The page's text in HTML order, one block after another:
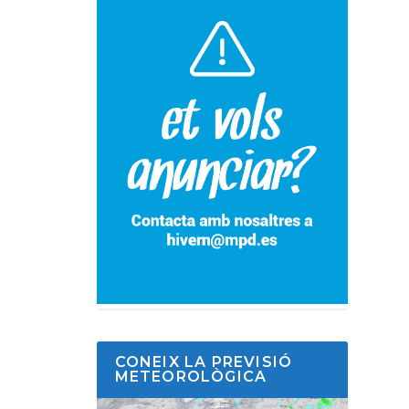
CONEIX LA PREVISIÓ
METEOROLÒGICA